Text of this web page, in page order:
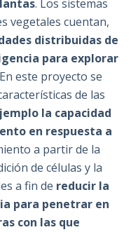
. Los sistemas
vegetales cuentan,
distribuidas de
para explorar
este proyecto se
de las
la capacidad
en respuesta a
a partir de la
de células y la
a fin de reducir la
para penetrar en
con las que